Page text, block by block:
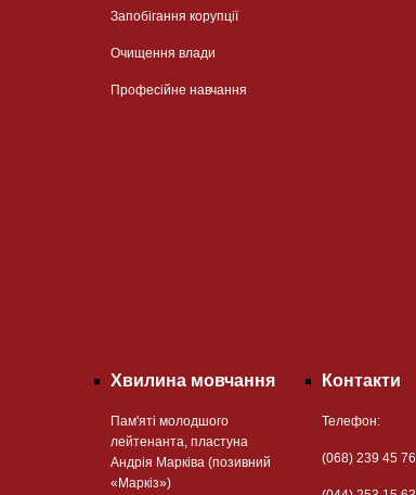
Запобігання корупції
Очищення влади
Професійне навчання
Хвилина мовчання
Пам'яті молодшого
лейтенанта, пластуна
Андрія Марківа (позивний
«Маркіз»)
Контакти
Телефон:
(068) 239 45 76